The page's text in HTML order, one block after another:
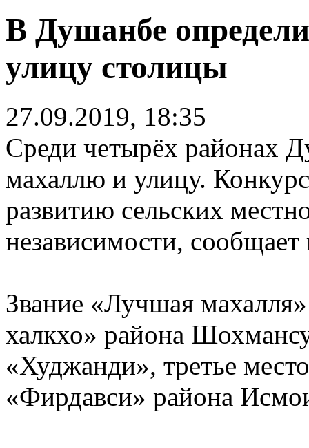
В Душанбе
улицу столицы
27.09.2019, 18:35
Среди четырёх районах
махаллю и улицу.
развитию сельских
независимости,
Звание «Лучшая
халкхо» района
«Худжанди», третье
«Фирдавси» района